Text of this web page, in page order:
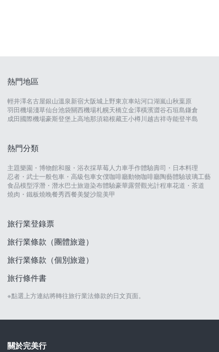
熱門地區
輕井澤名古屋銀山溫泉新宿大阪城 上野東京車站河口湖嵐山秋葉原
羽田機場淺草仙台池袋關西機場札幌天橋立金澤橫濱澀谷石垣島鎌倉
成田國際機場豪斯登堡 上高地那須箱根藏王小樽川越吉祥寺能登半島
熱門分類
主題樂園・博物館和服・浴衣採草莓人力車手作體驗壽司・日本料理
忍者・武士一般包車・高級包車女僕咖啡廳動物咖啡廳陶藝體驗玻璃工藝
食品模型浮潛・潛水巴士旅遊染布體驗豪華露營觀光計程車花道・茶道
燒肉・鐵板燒晚餐秀西餐美髮沙龍美甲
旅行業登錄票
旅行業條款（團體旅遊）
旅行業條款（個別旅遊）
旅行條件書
※點選上方連結將轉往旅行業法條款的日文頁面。
關於完美行